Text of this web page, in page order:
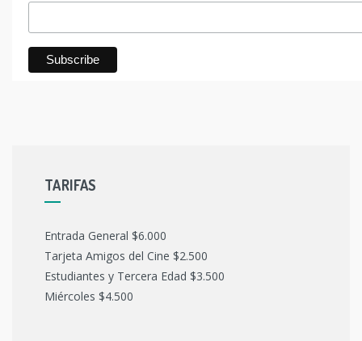
TARIFAS
Entrada General $6.000
Tarjeta Amigos del Cine $2.500
Estudiantes y Tercera Edad $3.500
Miércoles $4.500